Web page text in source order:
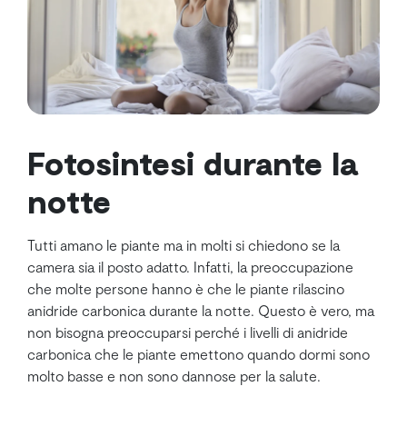
Fotosintesi durante la
notte
Tutti amano le piante ma in molti si chiedono se la
camera sia il posto adatto. Infatti, la preoccupazione
che molte persone hanno è che le piante rilascino
anidride carbonica durante la notte. Questo è vero, ma
non bisogna preoccuparsi perché i livelli di anidride
carbonica che le piante emettono quando dormi sono
molto basse e non sono dannose per la salute.